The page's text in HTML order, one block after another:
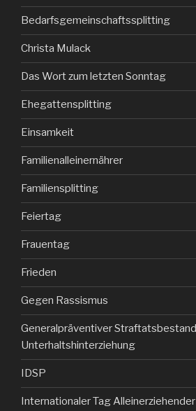
Bedarfsgemeinschaftssplitting
Christa Mulack
Das Wort zum letzten Sonntag
Ehegattensplitting
Einsamkeit
Familienalleinernährer
Familiensplitting
Feiertag
Frauentag
Frieden
Gegen Rassismus
Generalpräventiver Straftatsbestand
Unterhaltshinterziehung
IDSP
Internationaler Tag Alleinerziehender